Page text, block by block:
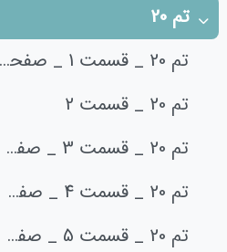
جمع‌کردن
تم 20
تم 20 _ قسمت 1 _ صفحه‌ی 135
تم 20 _ قسمت 2
تم 20 _ قسمت 3 _ صفحه‌ی 138
تم 20 _ قسمت 4 _ صفحه‌ی 140 (1)
تم 20 _ قسمت 5 _ صفحه‌ی 140 (2)